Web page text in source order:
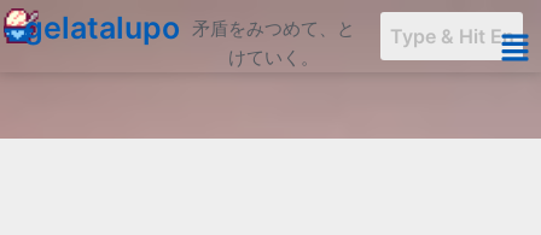
内
容 gelatalupo
矛盾をみつめて、と
けていく。